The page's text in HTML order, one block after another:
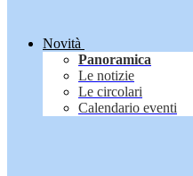
Novità
Panoramica
Le notizie
Le circolari
Calendario eventi